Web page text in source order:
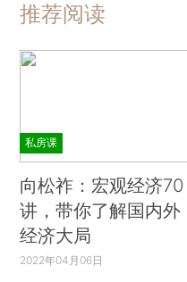
推荐阅读
私房课
向松祚：宏观经济70
讲，带你了解国内外
经济大局
2022年04月06日